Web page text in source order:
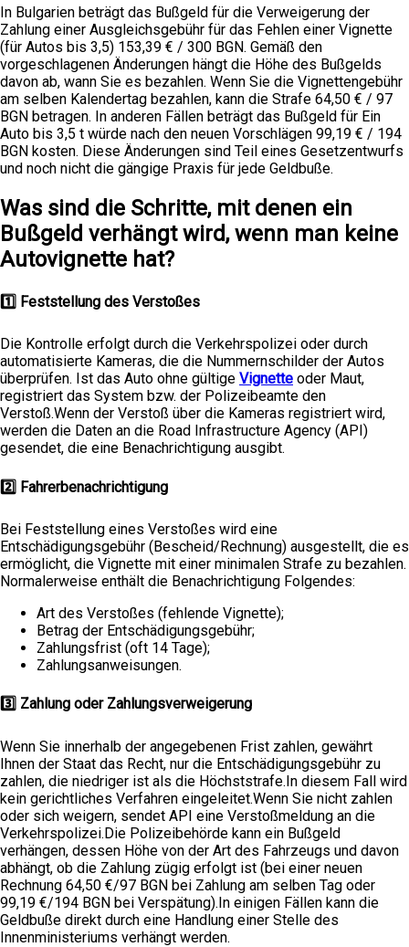
In Bulgarien beträgt das Bußgeld für die Verweigerung der
Zahlung einer Ausgleichsgebühr für das Fehlen einer Vignette
(für Autos bis 3,5) 153,39 € / 300 BGN. Gemäß den
vorgeschlagenen Änderungen hängt die Höhe des Bußgelds
davon ab, wann Sie es bezahlen. Wenn Sie die Vignettengebühr
am selben Kalendertag bezahlen, kann die Strafe 64,50 € / 97
BGN betragen. In anderen Fällen beträgt das Bußgeld für Ein
Auto bis 3,5 t würde nach den neuen Vorschlägen 99,19 € / 194
BGN kosten. Diese Änderungen sind Teil eines Gesetzentwurfs
und noch nicht die gängige Praxis für jede Geldbuße.
Was sind die Schritte, mit denen ein
Bußgeld verhängt wird, wenn man keine
Autovignette hat?
1️⃣ Feststellung des Verstoßes
Die Kontrolle erfolgt durch die Verkehrspolizei oder durch
automatisierte Kameras, die die Nummernschilder der Autos
überprüfen. Ist das Auto ohne gültige Vignette oder Maut,
registriert das System bzw. der Polizeibeamte den
Verstoß.Wenn der Verstoß über die Kameras registriert wird,
werden die Daten an die Road Infrastructure Agency (API)
gesendet, die eine Benachrichtigung ausgibt.
2️⃣ Fahrerbenachrichtigung
Bei Feststellung eines Verstoßes wird eine
Entschädigungsgebühr (Bescheid/Rechnung) ausgestellt, die es
ermöglicht, die Vignette mit einer minimalen Strafe zu bezahlen.
Normalerweise enthält die Benachrichtigung Folgendes:
Art des Verstoßes (fehlende Vignette);
Betrag der Entschädigungsgebühr;
Zahlungsfrist (oft 14 Tage);
Zahlungsanweisungen.
3️⃣ Zahlung oder Zahlungsverweigerung
Wenn Sie innerhalb der angegebenen Frist zahlen, gewährt
Ihnen der Staat das Recht, nur die Entschädigungsgebühr zu
zahlen, die niedriger ist als die Höchststrafe.In diesem Fall wird
kein gerichtliches Verfahren eingeleitet.Wenn Sie nicht zahlen
oder sich weigern, sendet API eine Verstoßmeldung an die
Verkehrspolizei.Die Polizeibehörde kann ein Bußgeld
verhängen, dessen Höhe von der Art des Fahrzeugs und davon
abhängt, ob die Zahlung zügig erfolgt ist (bei einer neuen
Rechnung 64,50 €/97 BGN bei Zahlung am selben Tag oder
99,19 €/194 BGN bei Verspätung).In einigen Fällen kann die
Geldbuße direkt durch eine Handlung einer Stelle des
Innenministeriums verhängt werden.